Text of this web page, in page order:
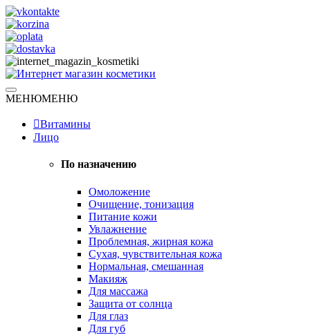
Skip
to
content
Интернет магазин косметики
Натуральная косметика
МЕНЮМЕНЮ
Витамины
Лицо
По назначению
Омоложение
Очищение, тонизация
Питание кожи
Увлажнение
Проблемная, жирная кожа
Сухая, чувствительная кожа
Нормальная, смешанная
Макияж
Для массажа
Защита от солнца
Для глаз
Для губ